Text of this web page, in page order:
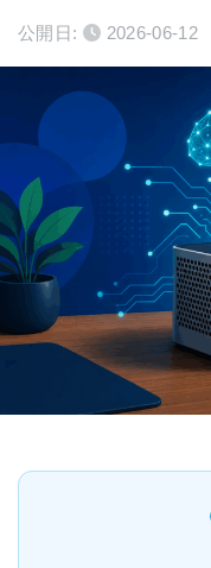
公開日: 2026-06-12